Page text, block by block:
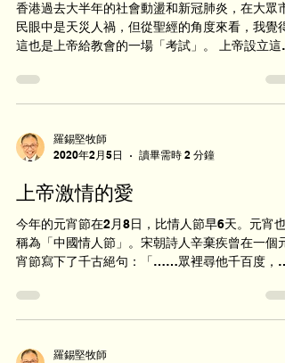
香港過去大半年的社會動盪和新冠肺炎，在大眾市
民眼中是天災人禍，但從聖經的角度來看，我覺得
這也是上帝給教會的一場「考試」。 上帝設立這場
不少堂會因疫情的緣故暫停了實體聚會，並推行網
上崇拜，但發現參與的會眾少...
羅錫堅牧師
2020年2月5日
讀畢需時 2 分鐘
上帝激情的愛
今年的元宵節在2月8日，比情人節早6天。元宵也
稱為「中國情人節」。宋朝詩人辛棄疾曾在一個元
宵節寫下了千古絕句：「……眾裡尋他千百度，驀
夕） 中國古人對愛的表露較為含蓄委婉。上述整首
詞裏就找不出一個「愛」字；古典情歌《...
羅錫堅牧師